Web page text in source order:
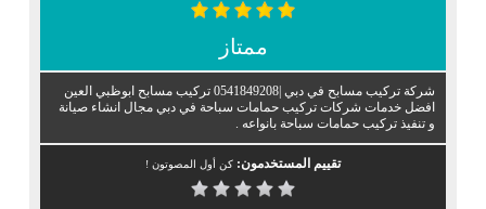
ممتاز
شركة تركيب مسابح في دبي |0541849208 تركيب مسابح ابوظبي العين
افضل خدمات شركات تركيب حمامات سباحة في دبي مجال انشاء صيانة
و تنفيذ تركيب حمامات سباحة بانواعه .
تقييم المستخدمون: كن أول المصوتون !